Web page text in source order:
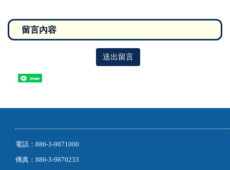
送出留言
Share
電話：886-3-9871000
傳真：886-3-9870233